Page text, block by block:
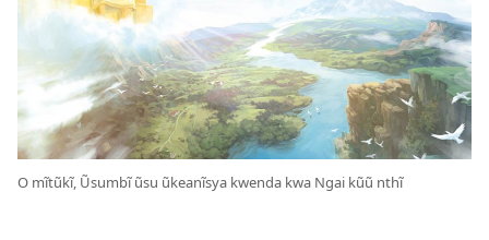
O mĩtũkĩ, Ũsumbĩ ũsu ũkeanĩsya kwenda kwa Ngai kũũ nthĩ